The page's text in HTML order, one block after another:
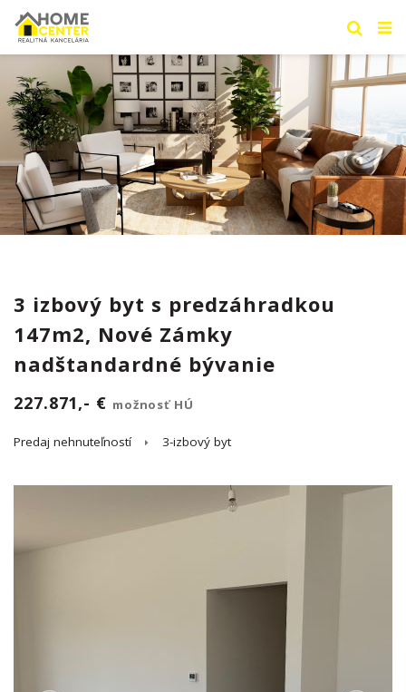
3 izbový byt s predzáhradkou
147m2, Nové Zámky
nadštandardné bývanie
227.871,- € možnosť HÚ
Predaj nehnuteľností 3-izbový byt